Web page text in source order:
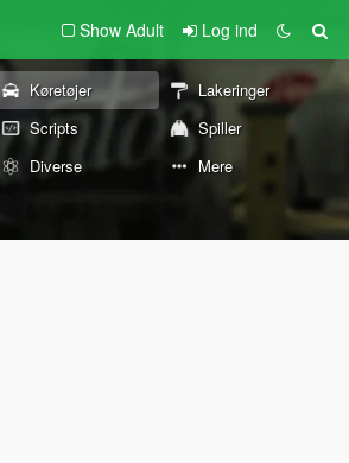
Show Adult Log ind
Køretøjer
Lakeringer
Scripts
Spiller
Diverse Mere